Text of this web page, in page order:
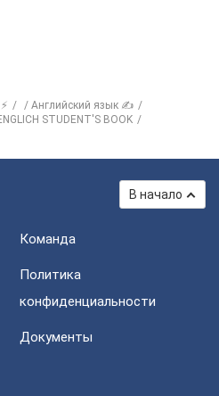
Английский язык ✍
STUDENT'S BOOK
В начало
Команда
Политика
конфиденциальности
Документы